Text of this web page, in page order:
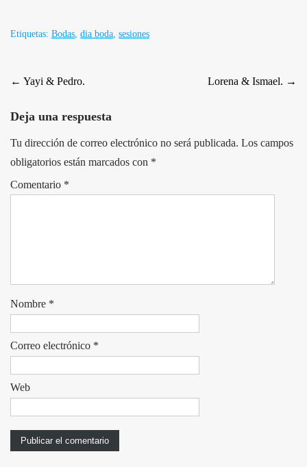
Etiquetas: Bodas, dia boda, sesiones
Post
navigation
← Yayi & Pedro. Lorena & Ismael. →
Deja una respuesta
Tu dirección de correo electrónico no será publicada. Los campos
obligatorios están marcados con *
Comentario *
Nombre *
Correo electrónico *
Web